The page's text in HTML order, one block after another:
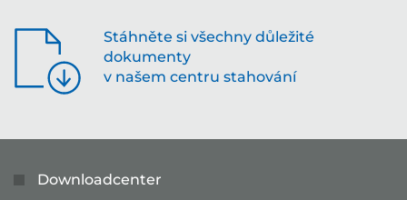
Stáhněte si všechny důležité
dokumenty
v našem centru stahování
Downloadcenter